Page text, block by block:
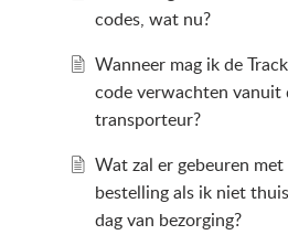
codes, wat nu?
Wanneer mag ik de
code verwachten vanuit
transporteur?
Wat zal er gebeuren
bestelling als ik niet
dag van bezorging?